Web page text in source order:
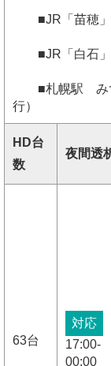
■JR「苗穂」2
■JR「白石」
■札幌駅 みず
行）
HD台
数
夜間透
63台
対応
17:00-
00:00